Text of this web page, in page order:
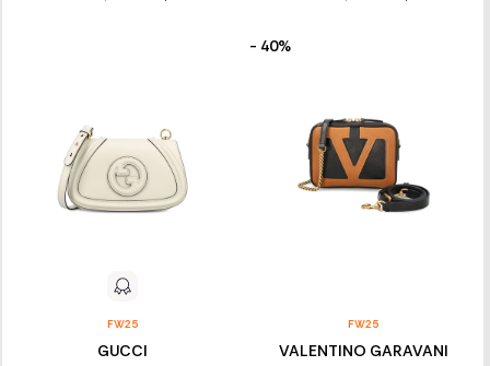
FW25
GUCCI
- 40%
FW25
VALENTINO GARAVANI